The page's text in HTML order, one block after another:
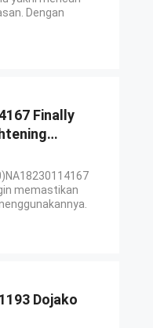
Dengan
memastikan
Dojako